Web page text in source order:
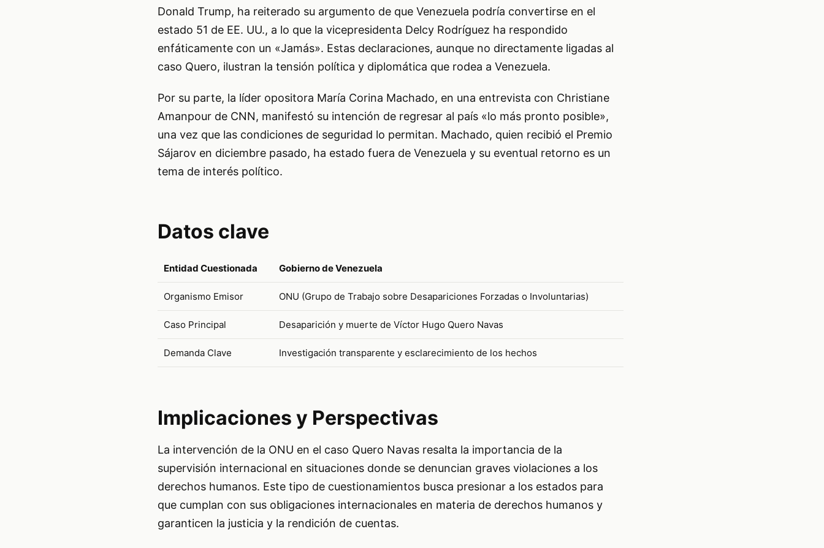
Donald Trump, ha reiterado su argumento de que Venezuela podría convertirse en el
estado 51 de EE. UU., a lo que la vicepresidenta Delcy Rodríguez ha respondido
enfáticamente con un «Jamás». Estas declaraciones, aunque no directamente ligadas al
caso Quero, ilustran la tensión política y diplomática que rodea a Venezuela.
Por su parte, la líder opositora María Corina Machado, en una entrevista con Christiane
Amanpour de CNN, manifestó su intención de regresar al país «lo más pronto posible»,
una vez que las condiciones de seguridad lo permitan. Machado, quien recibió el Premio
Sájarov en diciembre pasado, ha estado fuera de Venezuela y su eventual retorno es un
tema de interés político.
Datos clave
Entidad Cuestionada Gobierno de Venezuela
Organismo Emisor ONU (Grupo de Trabajo sobre Desapariciones Forzadas o Involuntarias)
Caso Principal Desaparición y muerte de Víctor Hugo Quero Navas
Demanda Clave Investigación transparente y esclarecimiento de los hechos
Implicaciones y Perspectivas
La intervención de la ONU en el caso Quero Navas resalta la importancia de la
supervisión internacional en situaciones donde se denuncian graves violaciones a los
derechos humanos. Este tipo de cuestionamientos busca presionar a los estados para
que cumplan con sus obligaciones internacionales en materia de derechos humanos y
garanticen la justicia y la rendición de cuentas.